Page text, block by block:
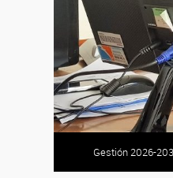
Gestión 2026-